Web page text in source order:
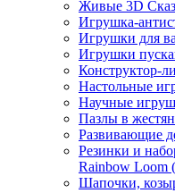
Живые 3D
Игрушка-
Игрушки для
Игрушки
Конструктор-
Настольные
Научные
Пазлы в
Развивающие
Резинки и
Rainbow Loom
Шапочки,